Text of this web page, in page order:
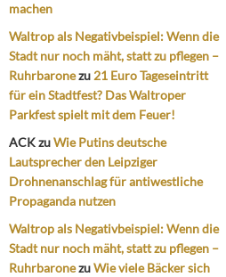
machen
Waltrop als Negativbeispiel: Wenn die
Stadt nur noch mäht, statt zu pflegen –
Ruhrbaronezu 21 Euro Tageseintritt
für ein Stadtfest? Das Waltroper
Parkfest spielt mit dem Feuer!
ACKzuWie Putins deutsche
Lautsprecher den Leipziger
Drohnenanschlag für antiwestliche
Propaganda nutzen
Waltrop als Negativbeispiel: Wenn die
Stadt nur noch mäht, statt zu pflegen –
RuhrbaronezuWie viele Bäcker sich